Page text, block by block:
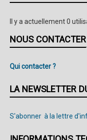
Il y a actuellement 0
NOUS CONTACTER
Qui contacter ?
LA NEWSLETTER
S'abonner à la lettre